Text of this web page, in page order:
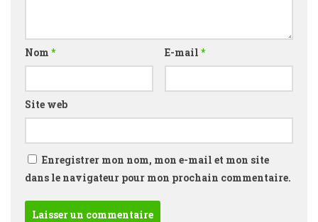
Nom * E-mail *
Site web
Enregistrer mon nom, mon e-mail et mon site
dans le navigateur pour mon prochain commentaire.